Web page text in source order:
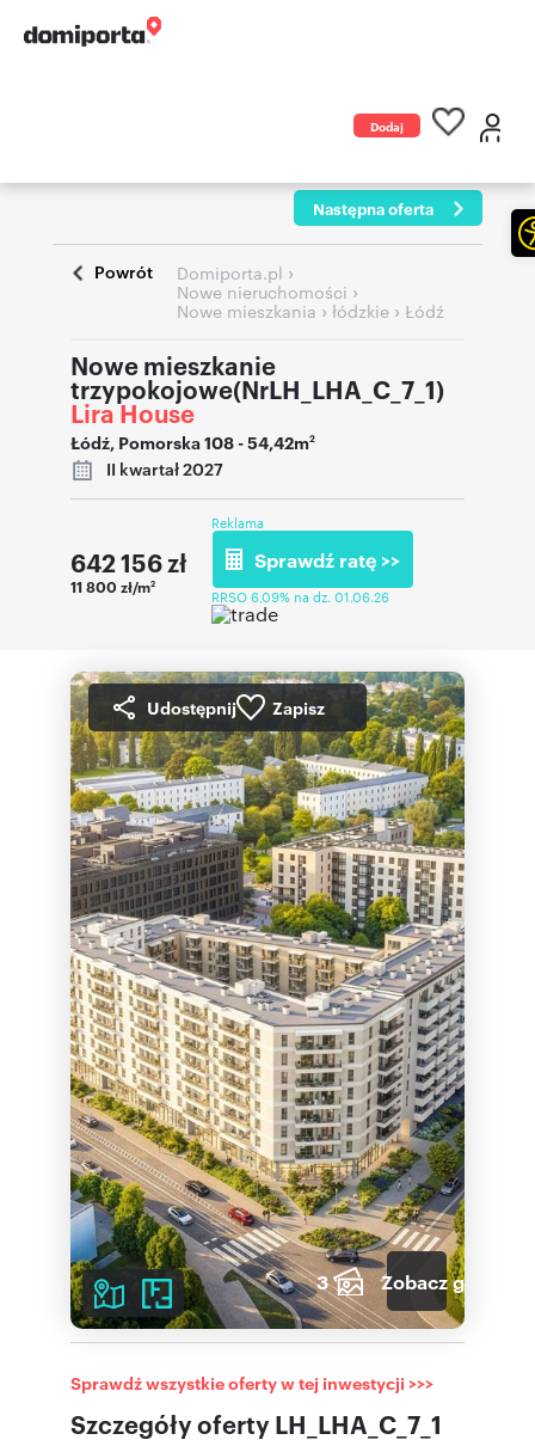
Dodaj
Następna oferta
Powrót Domiporta.pl ›
Nowe nieruchomości ›
Nowe mieszkania › łódzkie › Łódź
Nowe mieszkanie
trzypokojowe(NrLH_LHA_C_7_1)
Lira House
Łódź, Pomorska 108- 54,42m2
II kwartał 2027
642 156zł
11 800 zł/m2
Reklama
Sprawdź ratę >>
RRSO 6,09% na dz. 01.06.26
Udostępnij Zapisz
3 Zobacz galerię
Szczegóły oferty LH_LHA_C_7_1
Sprawdź wszystkie oferty w tej inwestycji >>>